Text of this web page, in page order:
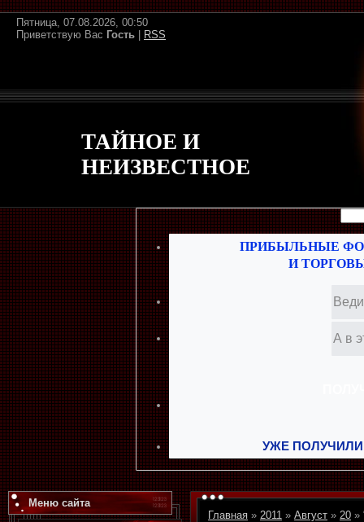
Пятница, 07.08.2026, 00:50
Приветствую Вас Гость RSS
ТАЙНОЕ И
НЕИЗВЕСТНОЕ
ПРИБЫЛЬНЫЕ
И
УЖЕ
Меню сайта
Главная » 2011 » Август » 20 »